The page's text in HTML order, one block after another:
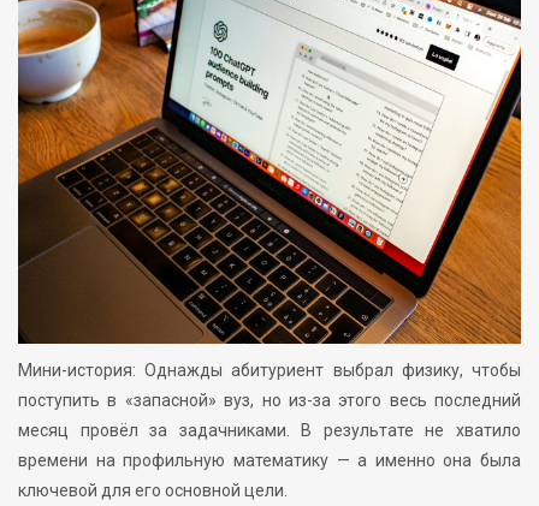
Мини-история: Однажды абитуриент выбрал физику, чтобы
поступить в «запасной» вуз, но из-за этого весь последний
месяц провёл за задачниками. В результате не хватило
времени на профильную математику — а именно она была
ключевой для его основной цели.